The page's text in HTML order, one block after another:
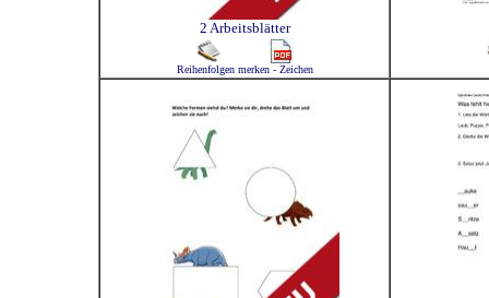
2 Arbeitsblätter
Reihenfolgen merken - Zeichen